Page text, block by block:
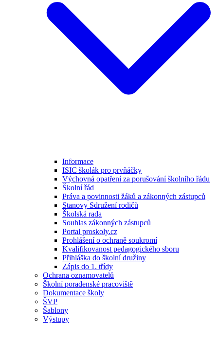
Informace
ISIC školák pro prvňáčky
Výchovná opatření za porušování školního řádu
Školní řád
Práva a povinnosti žáků a zákonných zástupců
Stanovy Sdružení rodičů
Školská rada
Souhlas zákonných zástupců
Portal proskoly.cz
Prohlášení o ochraně soukromí
Kvalifikovanost pedagogického sboru
Přihláška do školní družiny
Zápis do 1. třídy
Ochrana oznamovatelů
Školní poradenské pracoviště
Dokumentace školy
ŠVP
Šablony
Výstupy